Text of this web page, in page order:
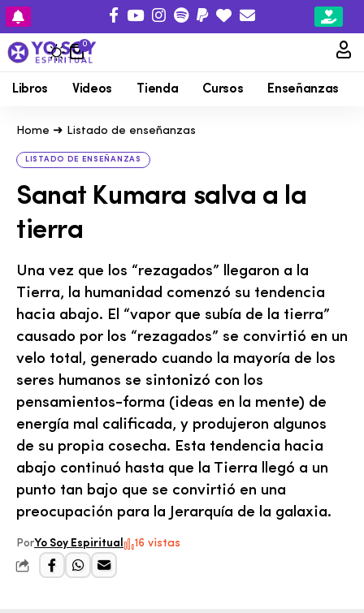
0
Libros Videos Tienda Cursos Enseñanzas
Home ➜ Listado de enseñanzas
LISTADO DE ENSEÑANZAS
Sanat Kumara salva a la
tierra
Una vez que los “rezagados” llegaron a la
Tierra, la humanidad comenzó su tendencia
hacia abajo. El “vapor que subía de la tierra”
causado por los “rezagados” se convirtió en un
velo total, generado cuando la mayoría de los
seres humanos se sintonizó con los
pensamientos-forma (ideas en la mente) de
energía mal calificada, y produjeron algunos
de su propia cosecha. Esta tendencia hacia
abajo continuó hasta que la Tierra llegó a un
punto tan bajo que se convirtió en una
preocupación para la Jerarquía de la galaxia.
PorYo Soy Espiritual 16 vistas